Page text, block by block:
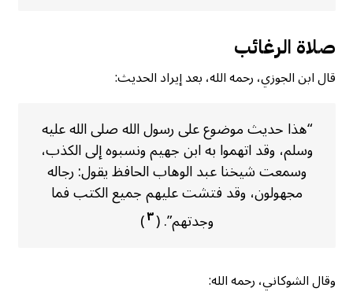
صلاة الرغائب
قال ابن الجوزي، رحمه الله، بعد إيراد الحديث:
“هذا حديث موضوع على رسول الله صلى الله عليه
وسلم، وقد اتهموا به ابن جهيم ونسبوه إلى الكذب،
وسمعت شيخنا عبد الوهاب الحافظ يقول: رجاله
مجهولون، وقد فتشت عليهم جميع الكتب فما
وجدتهم”. (٣)
وقال الشوكاني، رحمه الله: